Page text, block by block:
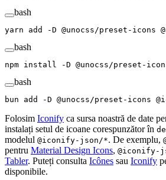
bash
yarn add -D @unocss/preset-icons
bash
npm install -D @unocss/preset-
bash
bun add -D @unocss/preset-icons
Folosim Iconify ca sursa noastră de date
instalați setul de icoane corespunzător în
modelul @iconify-json/*. De exemplu,
pentru Material Design Icons, @iconify-
Tabler. Puteți consulta Icônes sau Iconify
disponibile.